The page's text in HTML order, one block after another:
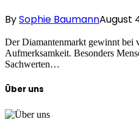
BySophie BaumannAugust
Der Diamantenmarkt gewinnt bei
Aufmerksamkeit. Besonders
Sachwerten…
Über uns